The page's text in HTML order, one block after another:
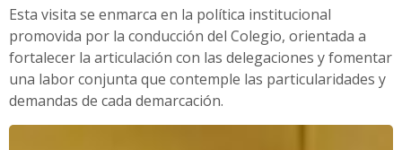
Esta visita se enmarca en la política institucional
promovida por la conducción del Colegio, orientada a
fortalecer la articulación con las delegaciones y fomentar
una labor conjunta que contemple las particularidades y
demandas de cada demarcación.